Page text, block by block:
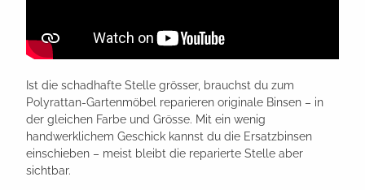
Ist die schadhafte Stelle grösser, brauchst du zum
Polyrattan-Gartenmöbel reparieren originale Binsen – in
der gleichen Farbe und Grösse. Mit ein wenig
handwerklichem Geschick kannst du die Ersatzbinsen
einschieben – meist bleibt die reparierte Stelle aber
sichtbar.